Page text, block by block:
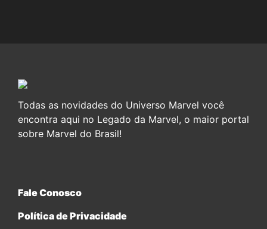
Todas as novidades do Universo Marvel você
encontra aqui no Legado da Marvel, o maior portal
sobre Marvel do Brasil!
Fale Conosco
Política de Privacidade